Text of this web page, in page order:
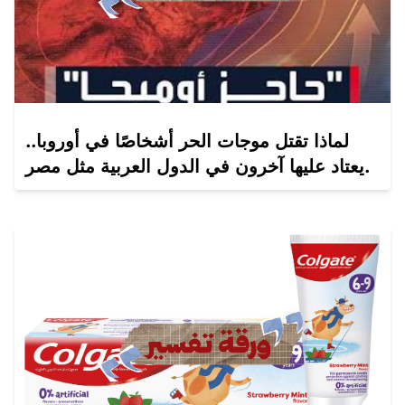
لماذا تقتل موجات الحر أشخاصًا في أوروبا..
يعتاد عليها آخرون في الدول العربية مثل مصر.